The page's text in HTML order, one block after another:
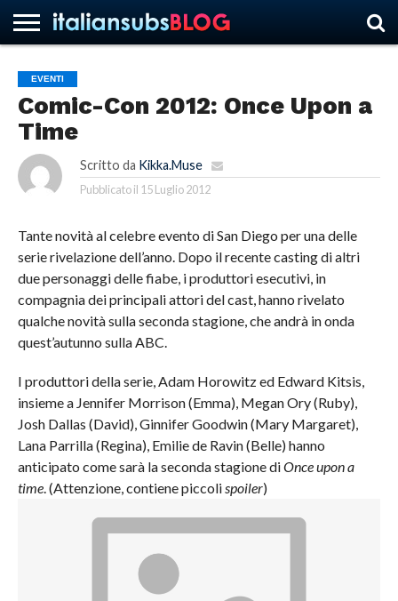
HOME
NEWS
ASCOLTI
RECENSIONI
INTERVISTE
CURIOSITÀ
CHI
SIAMO
CONTATTACI
FORUM
ITALIANSUBS
EVENTI
Comic-Con 2012: Once Upon a
Time
Scritto da Kikka.Muse
Pubblicato il 15 Luglio 2012
Tante novità al celebre evento di San Diego per una delle
serie rivelazione dell’anno. Dopo il recente casting di altri
due personaggi delle fiabe, i produttori esecutivi, in
compagnia dei principali attori del cast, hanno rivelato
qualche novità sulla seconda stagione, che andrà in onda
quest’autunno sulla ABC.
I produttori della serie, Adam Horowitz ed Edward Kitsis,
insieme a Jennifer Morrison (Emma), Megan Ory (Ruby),
Josh Dallas (David), Ginnifer Goodwin (Mary Margaret),
Lana Parrilla (Regina), Emilie de Ravin (Belle) hanno
anticipato come sarà la seconda stagione diOnce upon a
time. (Attenzione, contiene piccolispoiler)